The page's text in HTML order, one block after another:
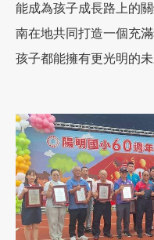
能成為孩子成長路上的
南在地共同打造一個充
孩子都能擁有更光明的未